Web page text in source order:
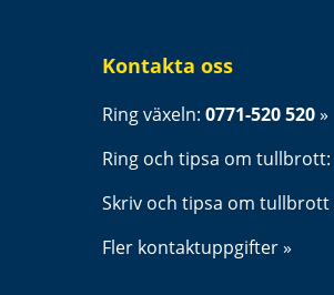
Kontakta oss
Ring växeln: 0771-520 520
Ring och tipsa om tullbrott:
Skriv och tipsa om tullbrott
Fler kontaktuppgifter